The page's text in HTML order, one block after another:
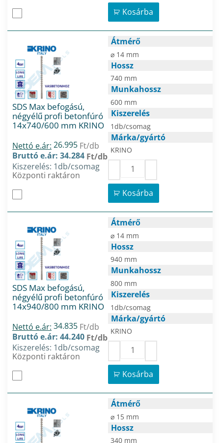
Kosárba
SDS Max befogású,
négyélű profi betonfúró
14x740/600 mm KRINO
Nettó e.ár: 26.995 Ft/db
Bruttó e.ár: 34.284 Ft/db
Kiszerelés: 1db/csomag
Központi raktáron
Átmérő
⌀ 14 mm
Hossz
740 mm
Munkahossz
600 mm
Kiszerelés
1db/csomag
Márka/gyártó
KRINO
Kosárba
SDS Max befogású,
négyélű profi betonfúró
14x940/800 mm KRINO
Nettó e.ár: 34.835 Ft/db
Bruttó e.ár: 44.240 Ft/db
Kiszerelés: 1db/csomag
Központi raktáron
Átmérő
⌀ 14 mm
Hossz
940 mm
Munkahossz
800 mm
Kiszerelés
1db/csomag
Márka/gyártó
KRINO
Kosárba
Átmérő
⌀ 15 mm
Hossz
340 mm